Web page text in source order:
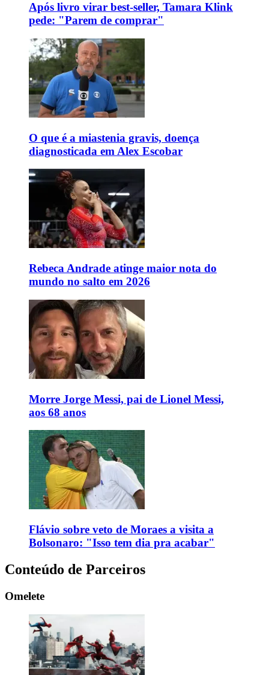
Após livro virar best-seller, Tamara Klink
pede: "Parem de comprar"
O que é a miastenia gravis, doença
diagnosticada em Alex Escobar
Rebeca Andrade atinge maior nota do
mundo no salto em 2026
Morre Jorge Messi, pai de Lionel Messi,
aos 68 anos
Flávio sobre veto de Moraes a visita a
Bolsonaro: "Isso tem dia pra acabar"
Conteúdo de Parceiros
Omelete